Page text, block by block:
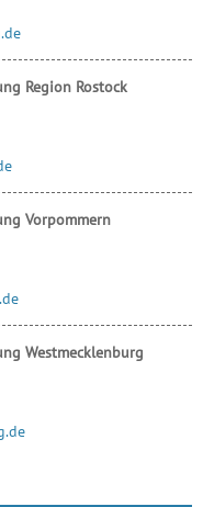
Region Rostock
Vorpommern
Westmecklenburg